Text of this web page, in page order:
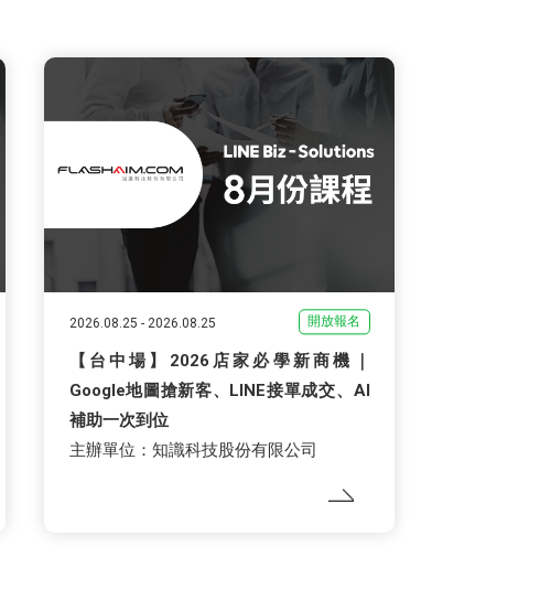
2026.08.25 - 2026.08.25 開放報名
【台中場】2026店家必學新商機｜
Google地圖搶新客、LINE接單成交、AI
補助一次到位
主辦單位：知識科技股份有限公司